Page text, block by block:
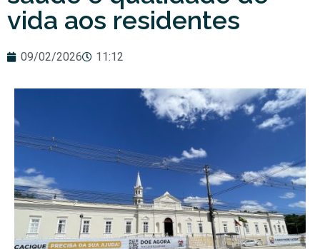
vida aos residentes
09/02/2026 11:12